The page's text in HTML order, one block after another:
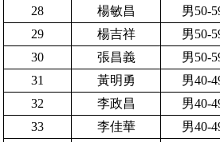
28
楊敏昌
男50-
29
楊吉祥
男50-
30
張昌義
男50-
31
黃明勇
男40-
32
李政昌
男40-
33
李佳華
男40-